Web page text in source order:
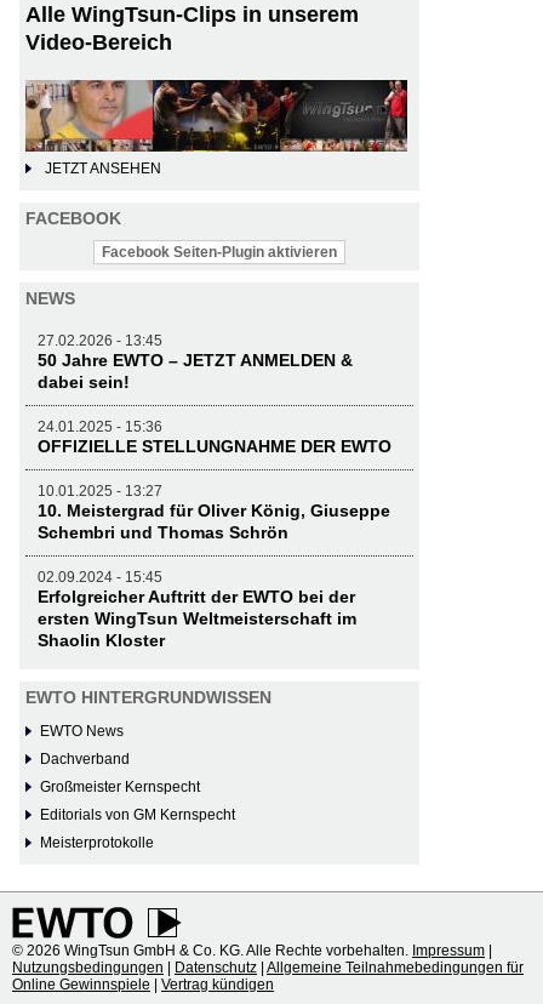
Alle WingTsun-Clips in unserem
Video-Bereich
JETZT ANSEHEN
FACEBOOK
Facebook Seiten-Plugin aktivieren
NEWS
27.02.2026 - 13:45
50 Jahre EWTO – JETZT ANMELDEN &
dabei sein!
24.01.2025 - 15:36
OFFIZIELLE STELLUNGNAHME DER EWTO
10.01.2025 - 13:27
10. Meistergrad für Oliver König, Giuseppe
Schembri und Thomas Schrön
02.09.2024 - 15:45
Erfolgreicher Auftritt der EWTO bei der
ersten WingTsun Weltmeisterschaft im
Shaolin Kloster
EWTO HINTERGRUNDWISSEN
EWTO News
Dachverband
Großmeister Kernspecht
Editorials von GM Kernspecht
Meisterprotokolle
© 2026 WingTsun GmbH & Co. KG. Alle Rechte vorbehalten. Impressum
Nutzungsbedingungen
Datenschutz Allgemeine Teilnahmebedingungen für
Online Gewinnspiele
Vertrag kündigen